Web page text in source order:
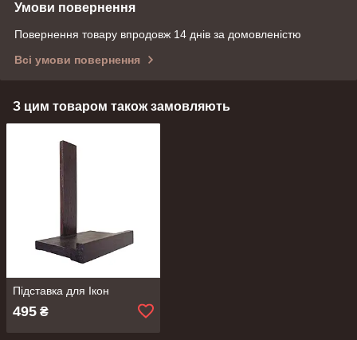
Умови повернення
Повернення товару впродовж 14 днів за домовленістю
Всі умови повернення
З цим товаром також замовляють
Підставка для Ікон
495 ₴